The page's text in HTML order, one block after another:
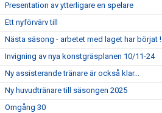
Presentation av ytterligare en spelare
Ett nyförvärv till
Nästa säsong - arbetet med laget har börjat !
Invigning av nya konstgräsplanen 10/11-24
Ny assisterande tränare är också klar...
Ny huvudtränare till säsongen 2025
Omgång 30